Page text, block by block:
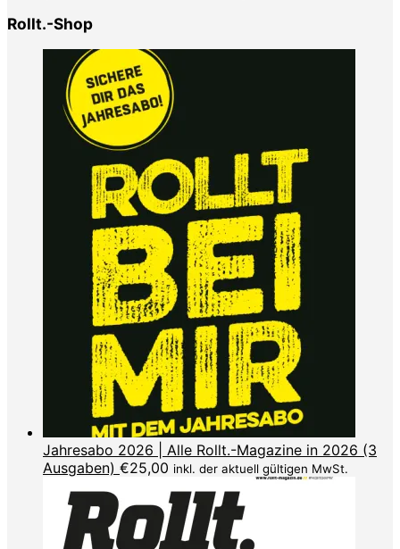
Rollt.-Shop
Jahresabo 2026 | Alle Rollt.-Magazine in 2026 (3
Ausgaben) €25,00 inkl. der aktuell gültigen MwSt.